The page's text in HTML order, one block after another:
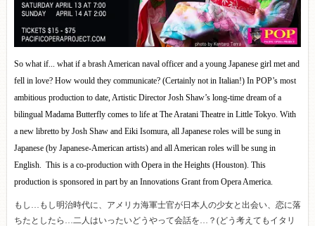
So what if... what if a brash American naval officer and a young Japanese girl met and
fell in love? How would they communicate? (Certainly not in Italian!) In POP’s most
ambitious production to date, Artistic Director Josh Shaw’s long-time dream of a
bilingual Madama Butterfly comes to life at The Aratani Theatre in Little Tokyo. With
a new libretto by Josh Shaw and Eiki Isomura, all Japanese roles will be sung in
Japanese (by Japanese-American artists) and all American roles will be sung in
English. This is a co-production with Opera in the Heights (Houston). This
production is sponsored in part by an Innovations Grant from Opera America.
もし…もし明治時代に、アメリカ海軍士官が日本人の少女と出会い、恋に落
ちたとしたら…二人はいったいどうやって会話を…？(どう考えてもイタリ